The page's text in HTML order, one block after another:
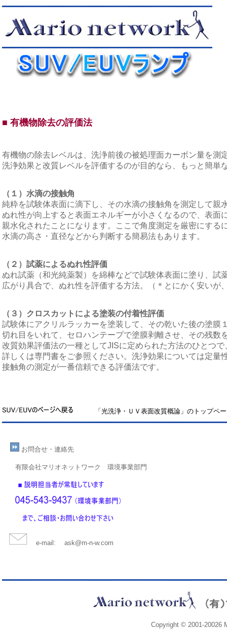
■ 有機物除去の評価法
有機物の除去レベルは、洗浄前後の被処理面カーボン量を測
洗浄効果と改質レベルを評価するのが目的なら、もっと簡単
（１）水滴の接触角
純粋を試験体表面に滴下し、その水滴の接触角を測定して親
ぬれ性が向上すると表面エネルギーが小さくなるので、表面
親水化されたことになります。ここで角度測定を厳密にする
水滴の高さ・直径などから判断する簡易法もあります。
（２）試薬によるぬれ性評価
ぬれ試薬（和光純薬製）を綿棒などで試験体表面に塗り、試
広がり具合で、ぬれ性を評価する方法。（＊とにかく安い
（３）クロスカットによる塗装の付着性評価
試験体にアクリルラッカーを塗装して、その乾いた後の塗膜
切れ目をいれて、セロハンテープで塗膜剥離させ、その残数
改質効果評価法の一種としてJISに定められた方法のひとつ
詳しくは専門書をご参照ください。洗浄効果については定量
接触角の測定が一番信頼できる評価法です。
「光洗浄・ＵＶ表面改質概論」のトップペ
お問合せ ・連絡先
有限会社マリオネットワーク 環境事業部門
e-mail: ask@m-n-w.com
Copyright © 2001-20026